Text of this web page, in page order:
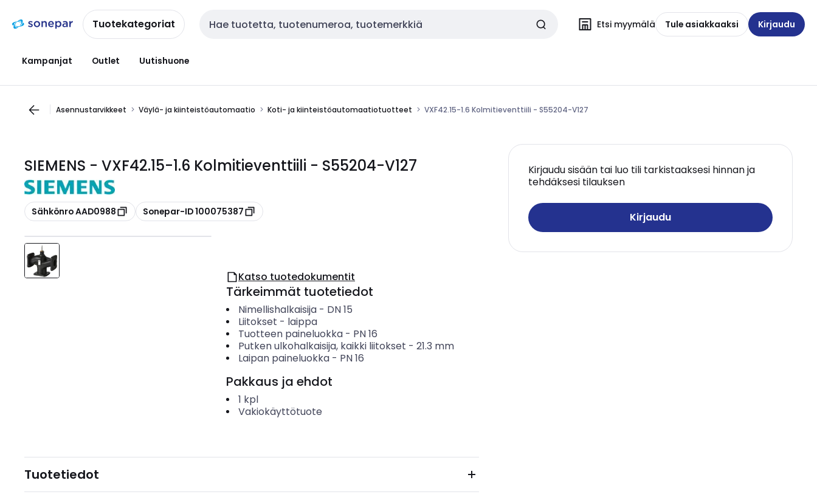
navigointiinsisältöönTuotekategoriat Haku Etsi myymälä Tule asiakkaaksi Kirjaudu
Kampanjat Outlet Uutishuone
Asennustarvikkeet Väylä- ja kiinteistöautomaatio Koti- ja kiinteistöautomaatiotuotteet VXF42.15-1.6 Kolmitieventtiili - S55204-V127
SIEMENS - VXF42.15-1.6 Kolmitieventtiili - S55204-V127
Kopioi
Sähkönro AAD0988 Kopioi
Sonepar-ID 100075387
Kirjaudu sisään tai luo tili tarkistaaksesi hinnan ja
tehdäksesi tilauksen
Kirjaudu
Katso tuotedokumentit
Tärkeimmät tuotetiedot
Nimellishalkaisija- DN 15
Liitokset - laippa
Tuotteen paineluokka- PN 16
Putken ulkohalkaisija, kaikki liitokset - 21.3 mm
Laipan paineluokka- PN 16
Pakkaus ja ehdot
1 kpl
Vakiokäyttötuote
Tuotetiedot